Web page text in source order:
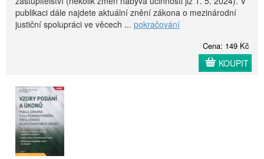
publikaci dále najdete aktuální znění zákona o mezinárodní
justiční spolupráci ve věcech ... pokračování
Cena: 149 Kč
KOUPIT